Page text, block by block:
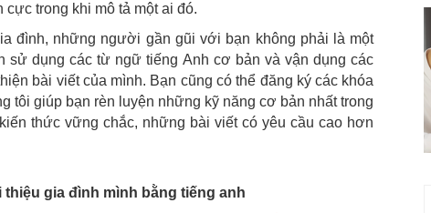
cực trong khi mô tả một ai đó.
đình, những người gần gũi với bạn không phải là một
sử dụng các từ ngữ tiếng Anh cơ bản và vận dụng các
bài viết của mình. Bạn cũng có thể đăng ký các khóa
tôi giúp bạn rèn luyện những kỹ năng cơ bản nhất trong
thức vững chắc, những bài viết có yêu cầu cao hơn
gia đình mình bằng tiếng anh